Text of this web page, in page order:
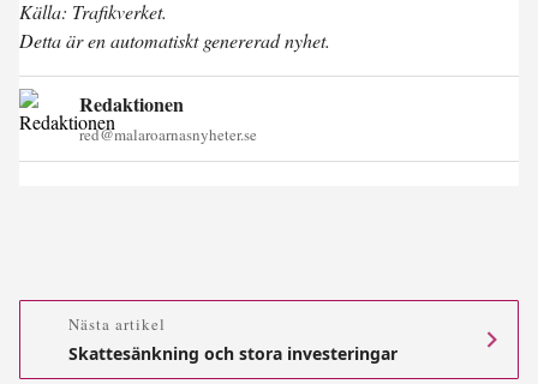
Källa: Trafikverket.
Detta är en automatiskt genererad nyhet.
Redaktionen
red@malaroarnasnyheter.se
Nästa artikel
Skattesänkning och stora investeringar